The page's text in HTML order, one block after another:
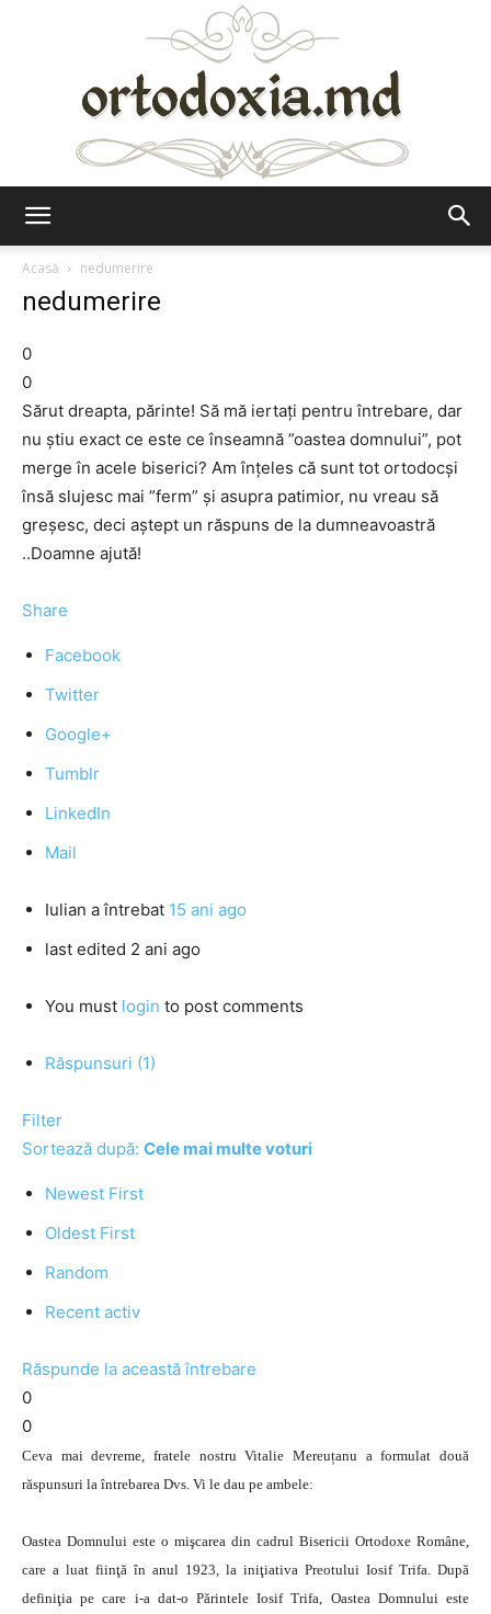
Acasă
nedumerire
nedumerire
0
0
Sărut dreapta, părinte! Să mă iertaţi pentru întrebare, dar
nu ştiu exact ce este ce înseamnă ”oastea domnului”, pot
merge în acele biserici? Am înţeles că sunt tot ortodocşi
însă slujesc mai ”ferm” şi asupra patimior, nu vreau să
greşesc, deci aştept un răspuns de la dumneavoastră
..Doamne ajută!
Share
Facebook
Twitter
Google+
Tumblr
LinkedIn
Mail
Iulian a întrebat 15 ani ago
last edited 2 ani ago
You must login to post comments
Răspunsuri (1)
Filter
Sortează după: Cele mai multe voturi
Newest First
Oldest First
Random
Recent activ
Răspunde la această întrebare
0
0
Ceva mai devreme, fratele nostru Vitalie Mereuțanu a formulat două
răspunsuri la întrebarea Dvs. Vi le dau pe ambele:
Oastea Domnului este o mişcarea din cadrul Bisericii Ortodoxe Române,
care a luat fiinţă în anul 1923, la iniţiativa Preotului Iosif Trifa. După
definiţia pe care i-a dat-o Părintele Iosif Trifa, Oastea Domnului este